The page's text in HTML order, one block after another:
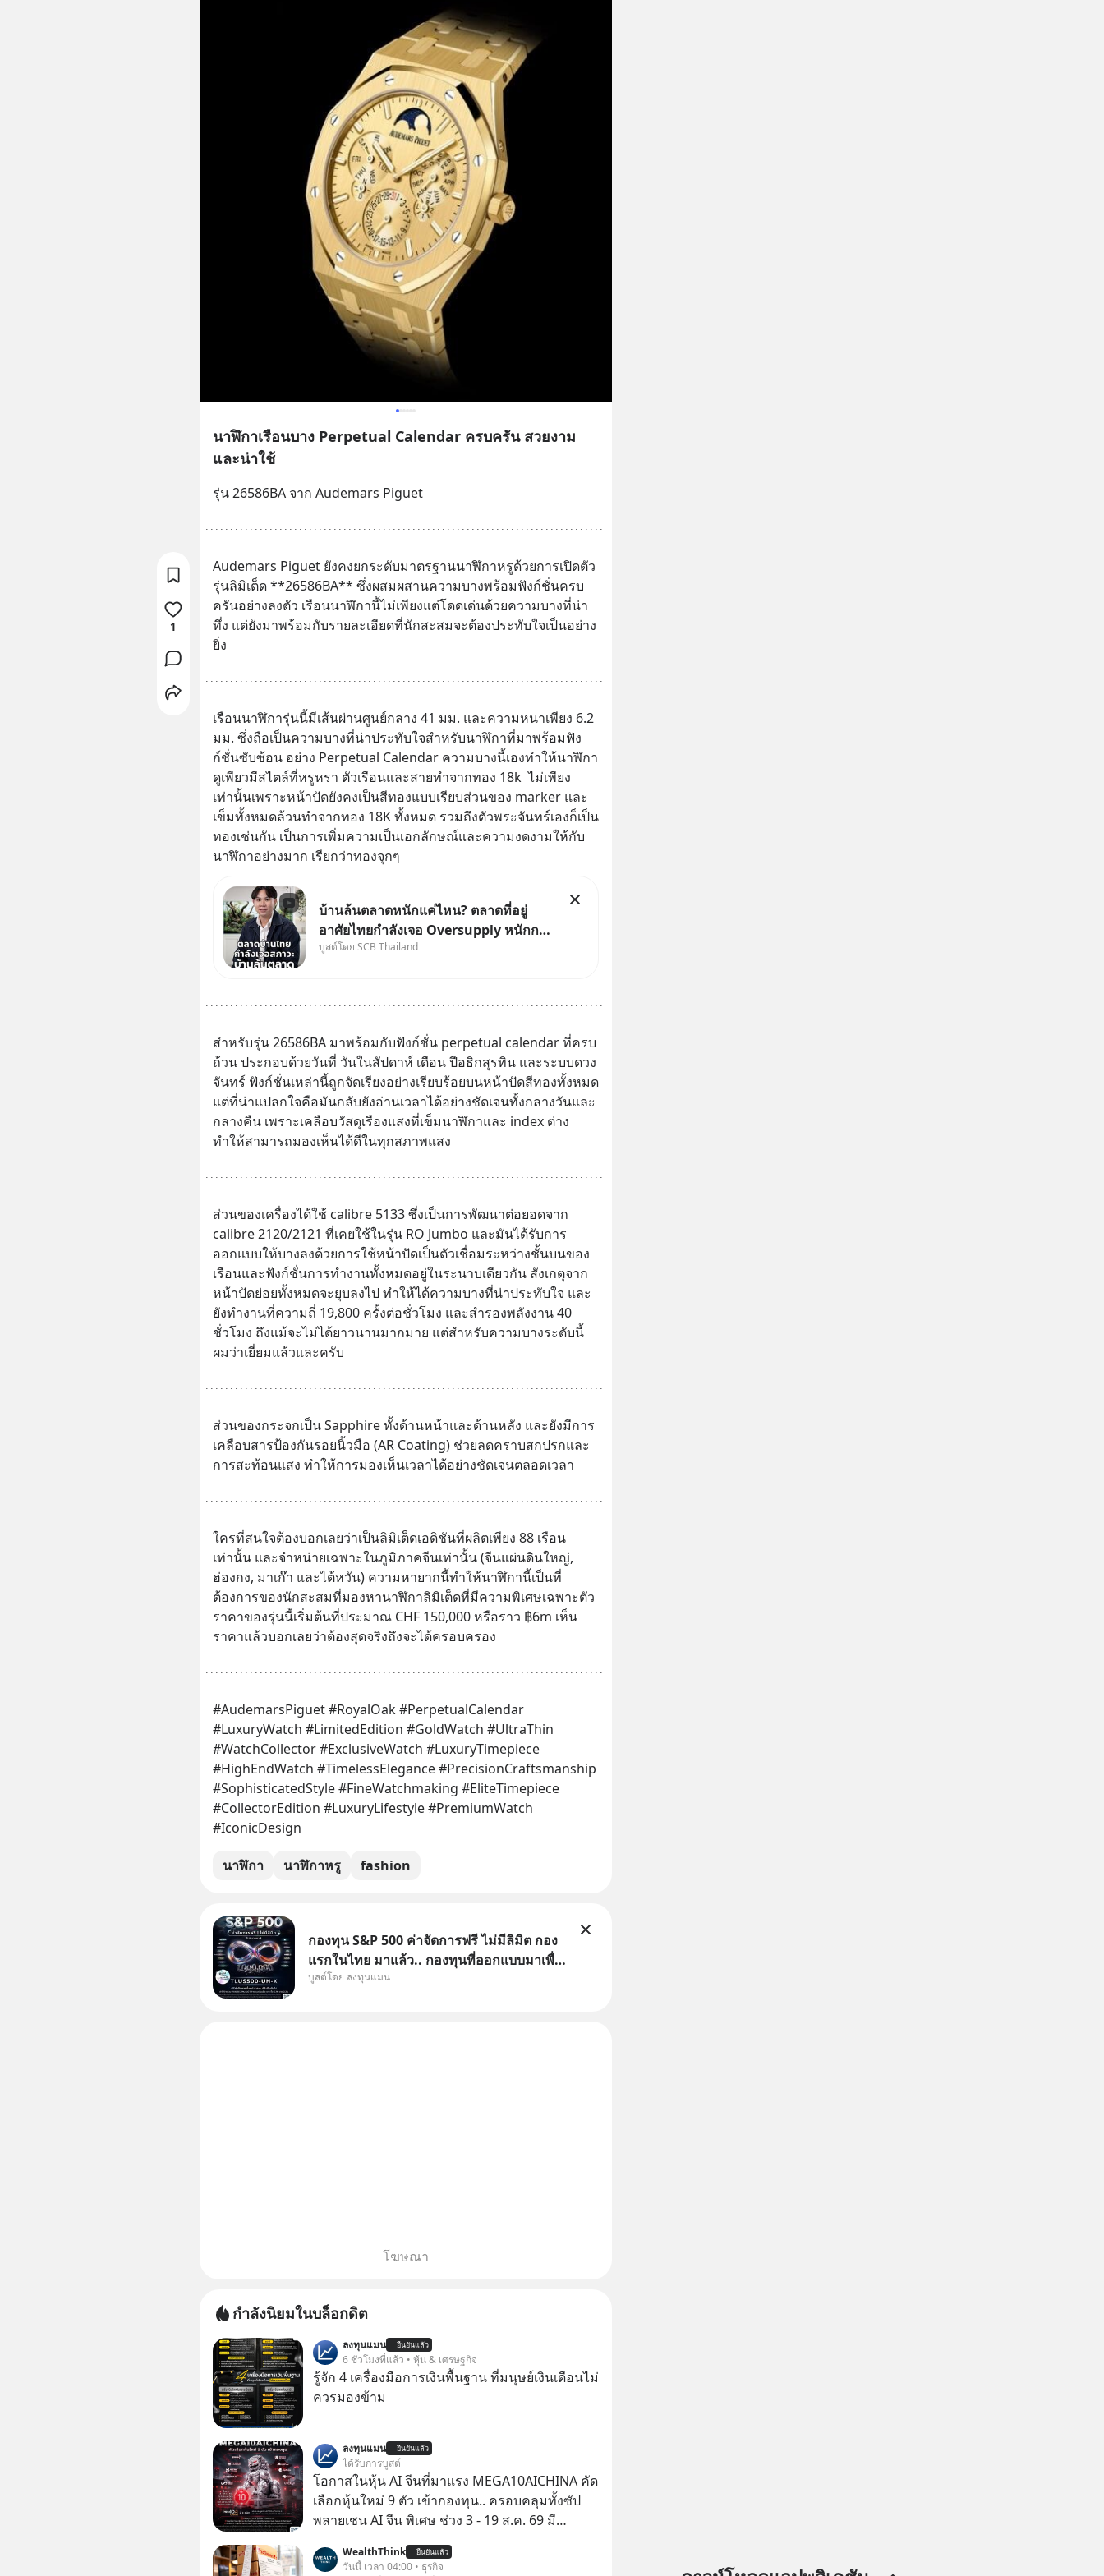
นาฬิกาเรือนบาง Perpetual Calendar ครบครัน สวยงาม
และน่าใช้
รุ่น 26586BA จาก Audemars Piguet
Audemars Piguet ยังคงยกระดับมาตรฐานนาฬิกาหรูด้วยการเปิดตัว
รุ่นลิมิเต็ด **26586BA** ซึ่งผสมผสานความบางพร้อมฟังก์ชั่นครบ
ครันอย่างลงตัว เรือนนาฬิกานี้ไม่เพียงแต่โดดเด่นด้วยความบางที่น่า
ทึ่ง แต่ยังมาพร้อมกับรายละเอียดที่นักสะสมจะต้องประทับใจเป็นอย่าง
ยิ่ง
เรือนนาฬิการุ่นนี้มีเส้นผ่านศูนย์กลาง 41 มม. และความหนาเพียง 6.2
มม. ซึ่งถือเป็นความบางที่น่าประทับใจสำหรับนาฬิกาที่มาพร้อมฟัง
ก์ชั่นซับซ้อน อย่าง Perpetual Calendar ความบางนี้เองทำให้นาฬิกา
ดูเพียวมีสไตล์ที่หรูหรา ตัวเรือนและสายทำจากทอง 18k  ไม่เพียง
เท่านั้นเพราะหน้าปัดยังคงเป็นสีทองแบบเรียบส่วนของ marker และ
เข็มทั้งหมดล้วนทำจากทอง 18K ทั้งหมด รวมถึงตัวพระจันทร์เองก็เป็น
ทองเช่นกัน เป็นการเพิ่มความเป็นเอกลักษณ์และความงดงามให้กับ
นาฬิกาอย่างมาก เรียกว่าทองจุกๆ
บ้านล้นตลาดหนักแค่ไหน? ตลาดที่อยู่
อาศัยไทยกำลังเจอ Oversupply หนักกว่า
ที่คิด และปัญหานี้อาจไม่ได้จบแค่เรื่อง
#SCBThailand สามารถดูคลิปท
บูสต์โดย SCB Thailand
สำหรับรุ่น 26586BA มาพร้อมกับฟังก์ชั่น perpetual calendar ที่ครบ
ถ้วน ประกอบด้วยวันที่ วันในสัปดาห์ เดือน ปีอธิกสุรทิน และระบบดวง
จันทร์ ฟังก์ชั่นเหล่านี้ถูกจัดเรียงอย่างเรียบร้อยบนหน้าปัดสีทองทั้งหมด
แต่ที่น่าแปลกใจคือมันกลับยังอ่านเวลาได้อย่างชัดเจนทั้งกลางวันและ
กลางคืน เพราะเคลือบวัสดุเรืองแสงที่เข็มนาฬิกาและ index ต่าง
ทำให้สามารถมองเห็นได้ดีในทุกสภาพแสง
ส่วนของเครื่องได้ใช้ calibre 5133 ซึ่งเป็นการพัฒนาต่อยอดจาก
calibre 2120/2121 ที่เคยใช้ในรุ่น RO Jumbo และมันได้รับการ
ออกแบบให้บางลงด้วยการใช้หน้าปัดเป็นตัวเชื่อมระหว่างชั้นบนของ
เรือนและฟังก์ชั่นการทำงานทั้งหมดอยู่ในระนาบเดียวกัน สังเกตุจาก
หน้าปัดย่อยทั้งหมดจะยุบลงไป ทำให้ได้ความบางที่น่าประทับใจ และ
ยังทำงานที่ความถี่ 19,800 ครั้งต่อชั่วโมง และสำรองพลังงาน 40
ชั่วโมง ถึงแม้จะไม่ได้ยาวนานมากมาย แต่สำหรับความบางระดับนี้
ผมว่าเยี่ยมแล้วและครับ
ส่วนของกระจกเป็น Sapphire ทั้งด้านหน้าและด้านหลัง และยังมีการ
เคลือบสารป้องกันรอยนิ้วมือ (AR Coating) ช่วยลดคราบสกปรกและ
การสะท้อนแสง ทำให้การมองเห็นเวลาได้อย่างชัดเจนตลอดเวลา
ใครที่สนใจต้องบอกเลยว่าเป็นลิมิเต็ดเอดิชันที่ผลิตเพียง 88 เรือน
เท่านั้น และจำหน่ายเฉพาะในภูมิภาคจีนเท่านั้น (จีนแผ่นดินใหญ่,
ฮ่องกง, มาเก๊า และไต้หวัน) ความหายากนี้ทำให้นาฬิกานี้เป็นที่
ต้องการของนักสะสมที่มองหานาฬิกาลิมิเต็ดที่มีความพิเศษเฉพาะตัว
ราคาของรุ่นนี้เริ่มต้นที่ประมาณ CHF 150,000 หรือราว ฿6m เห็น
ราคาแล้วบอกเลยว่าต้องสุดจริงถึงจะได้ครอบครอง
#AudemarsPiguet #RoyalOak #PerpetualCalendar
#LuxuryWatch #LimitedEdition #GoldWatch #UltraThin
#WatchCollector #ExclusiveWatch #LuxuryTimepiece
#HighEndWatch #TimelessElegance #PrecisionCraftsmanship
#SophisticatedStyle #FineWatchmaking #EliteTimepiece
#CollectorEdition #LuxuryLifestyle #PremiumWatch
#IconicDesign
นาฬิกา นาฬิกาหรู fashion
1
กองทุน S&P 500 ค่าจัดการฟรี ไม่มีลิมิต กอง
แรกในไทย มาแล้ว.. กองทุนที่ออกแบบมาเพื่อ
แก้ Pain Point ใหญ่ของนักลงทุนไทยพร้อม
บูสต์โดย ลงทุนแมน
โฆษณา
กำลังนิยมในบล็อกดิต
ลงทุนแมน ยืนยันแล้ว
6 ชั่วโมงที่แล้ว • หุ้น & เศรษฐกิจ
รู้จัก 4 เครื่องมือการเงินพื้นฐาน ที่มนุษย์เงินเดือนไม่
ควรมองข้าม
ลงทุนแมน ยืนยันแล้ว
ได้รับการบูสต์
โอกาสในหุ้น AI จีนที่มาแรง MEGA10AICHINA คัด
เลือกหุ้นใหม่ 9 ตัว เข้ากองทุน.. ครอบคลุมทั้งซัป
พลายเชน AI จีน พิเศษ ช่วง 3 - 19 ส.ค. 69 มี
บาทขึ้นไป ฟรีค่าธรรมเนียมซื้อ
WealthThink ยืนยันแล้ว
วันนี้ เวลา 04:00 • ธุรกิจ